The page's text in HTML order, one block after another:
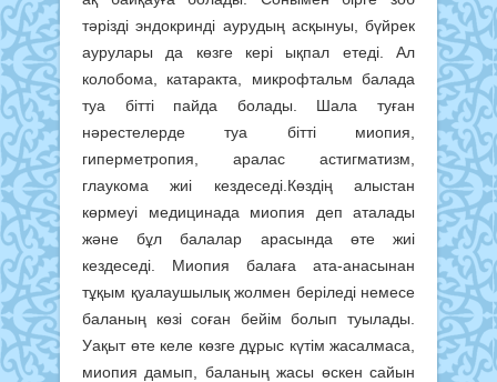
тәрізді эндокринді аурудың асқынуы, бүйрек
аурулары да көзге кері ықпал етеді. Ал
колобома, катаракта, микрофтальм балада
туа бітті пайда болады. Шала туған
нәрестелерде туа бітті миопия,
гиперметропия, аралас астигматизм,
глаукома жиі кездеседі.Көздің алыстан
көрмеуі медицинада миопия деп аталады
және бұл балалар арасында өте жиі
кездеседі. Миопия балаға ата-анасынан
тұқым қуалаушылық жолмен беріледі немесе
баланың көзі соған бейім болып туылады.
Уақыт өте келе көзге дұрыс күтім жасалмаса,
миопия дамып, баланың жасы өскен сайын